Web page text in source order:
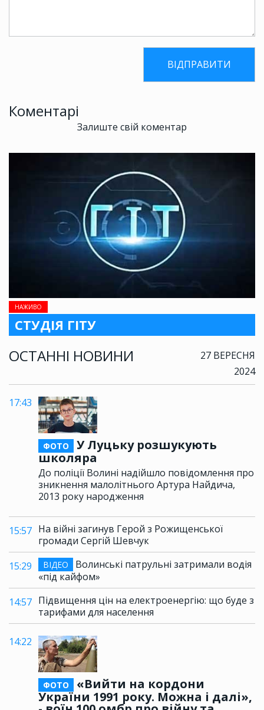
НАЖИВО
СТУДІЯ ГІТУ
ОСТАННІ НОВИНИ
27 ВЕРЕСНЯ
2024
17:43
ФОТО
У Луцьку розшукують
школяра
До поліції Волині надійшло повідомлення про
зникнення малолітнього Артура Найдича,
2013 року народження
15:57 На війні загинув Герой з Рожищенської
громади Сергій Шевчук
15:29
ВІДЕО
Волинські патрульні затримали водія
«під кайфом»
14:57 Підвищення цін на електроенергію: що буде з
тарифами для населення
14:22
ФОТО
«Вийти на кордони
України 1991 року. Можна і далі»,
Коментарі
Залиште свій коментар